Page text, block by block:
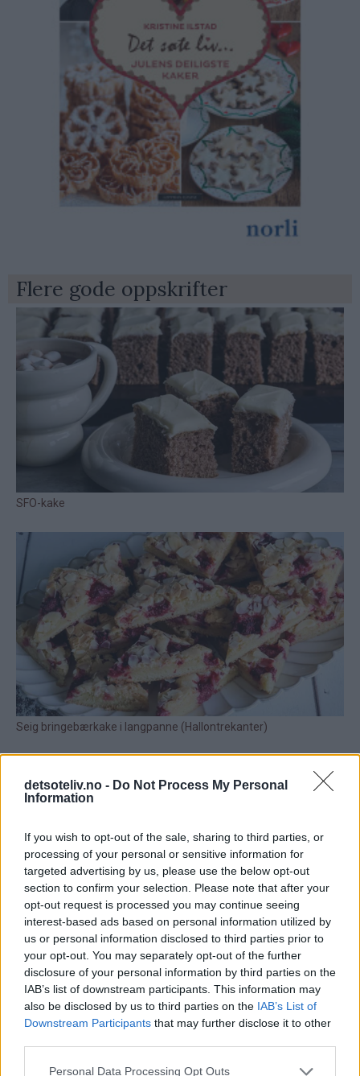
detsoteliv.no - Do Not Process My Personal
Information
If you wish to opt-out of the sale, sharing to third parties, or
processing of your personal or sensitive information for
targeted advertising by us, please use the below opt-out
section to confirm your selection. Please note that after your
opt-out request is processed you may continue seeing
interest-based ads based on personal information utilized by
us or personal information disclosed to third parties prior to
your opt-out. You may separately opt-out of the further
disclosure of your personal information by third parties on the
IAB’s list of downstream participants. This information may
also be disclosed by us to third parties on the IAB’s List of
Downstream Participants that may further disclose it to other
Personal Data Processing Opt Outs